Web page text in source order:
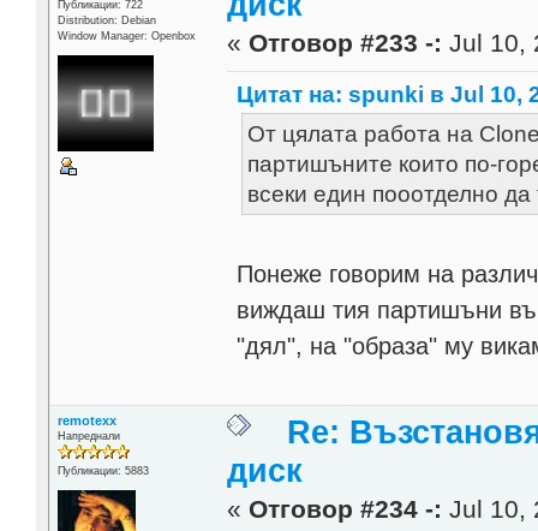
Публикации: 722
Distribution: Debian
Window Manager: Openbox
« Отговор #233 -: Jul 10,
Цитат на: spunki в Jul 10,
От цялата работа на
партишъните които по-
всеки един пооотделно
Понеже говорим на
виждаш тия партишъни
"дял", на "образа" му
remotexx
Напреднали
Публикации: 5883
Re:
диск
« Отговор #234 -: Jul 10,